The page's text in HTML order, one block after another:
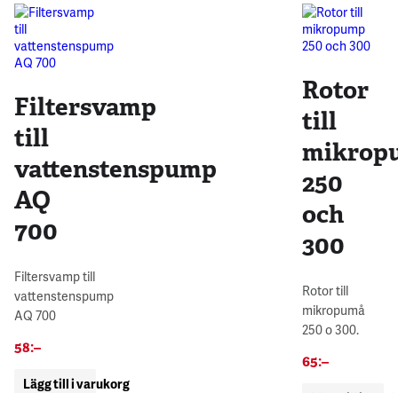
Filtersvamp
till
vattenstenspump
AQ
700
Filtersvamp till
vattenstenspump
AQ 700
58:–
Lägg till i varukorg
Rotor
till
250
och
300
Rotor till
mikropumå
250 o 300.
65:–